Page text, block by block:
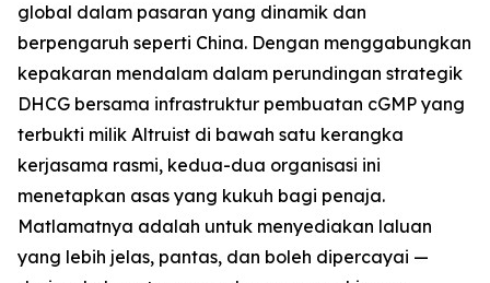
global dalam pasaran yang dinamik dan
berpengaruh seperti China. Dengan menggabungkan
kepakaran mendalam dalam perundingan strategik
DHCG bersama infrastruktur pembuatan cGMP yang
terbukti milik Altruist di bawah satu kerangka
kerjasama rasmi, kedua-dua organisasi ini
menetapkan asas yang kukuh bagi penaja.
Matlamatnya adalah untuk menyediakan laluan
yang lebih jelas, pantas, dan boleh dipercayai —